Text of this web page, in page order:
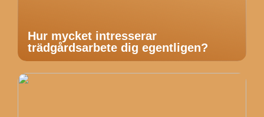
Hur mycket intresserar
trädgårdsarbete dig egentligen?